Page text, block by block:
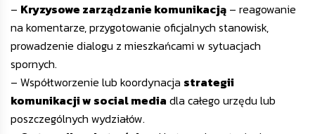
– Kryzysowe zarządzanie komunikacją – reagowanie
na komentarze, przygotowanie oficjalnych stanowisk,
prowadzenie dialogu z mieszkańcami w sytuacjach
spornych.
– Współtworzenie lub koordynacja strategii
komunikacji w social media dla całego urzędu lub
poszczególnych wydziałów.